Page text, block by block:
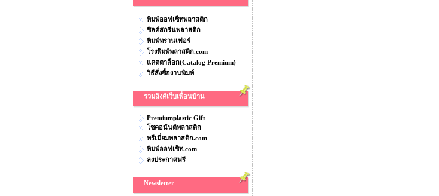
พิมพ์ออฟเซ็ทพลาสติก
ซิลค์สกรีนพลาสติก
พิมพ์ทรานเฟอร์
โรงพิมพ์พลาสติก.com
แคตตาล็อก(Catalog Premium)
วิธีสั่งซื้องานพิมพ์
รวมลิงค์เว็บเพื่อนบ้าน
Premiumplastic Gift
โชคอนันต์พลาสติก
พรีเมี่ยมพลาสติก.com
พิมพ์ออฟเซ็ท.com
ลงประกาศฟรี
Newsletter